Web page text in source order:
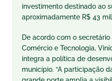
investimento destinado ao
aproximadamente R$ 43
De acordo com o
Comércio e Tecnologia,
integra a política de
município. “A participação